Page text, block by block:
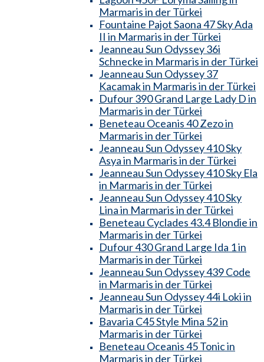
Marmaris in der Türkei
Fountaine Pajot Saona 47 Sky Ada
II in Marmaris in der Türkei
Jeanneau Sun Odyssey 36i
Schnecke in Marmaris in der Türkei
Jeanneau Sun Odyssey 37
Kacamak in Marmaris in der Türkei
Dufour 390 Grand Large Lady D in
Marmaris in der Türkei
Beneteau Oceanis 40 Zezo in
Marmaris in der Türkei
Jeanneau Sun Odyssey 410 Sky
Asya in Marmaris in der Türkei
Jeanneau Sun Odyssey 410 Sky Ela
in Marmaris in der Türkei
Jeanneau Sun Odyssey 410 Sky
Lina in Marmaris in der Türkei
Beneteau Cyclades 43.4 Blondie in
Marmaris in der Türkei
Dufour 430 Grand Large Ida 1 in
Marmaris in der Türkei
Jeanneau Sun Odyssey 439 Code
in Marmaris in der Türkei
Jeanneau Sun Odyssey 44i Loki in
Marmaris in der Türkei
Bavaria C45 Style Mina 52 in
Marmaris in der Türkei
Beneteau Oceanis 45 Tonic in
Marmaris in der Türkei